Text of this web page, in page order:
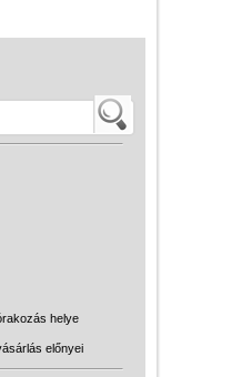
helye
előnyei
Intelligens gyurma
Licenszes TOP
gyerekajándékok